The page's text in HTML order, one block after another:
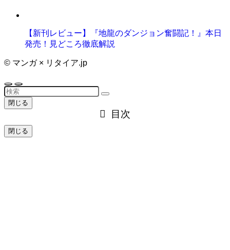
【新刊レビュー】『地龍のダンジョン奮闘記！』本日
発売！見どころ徹底解説
© マンガ × リタイア.jp
閉じる
目次
閉じる